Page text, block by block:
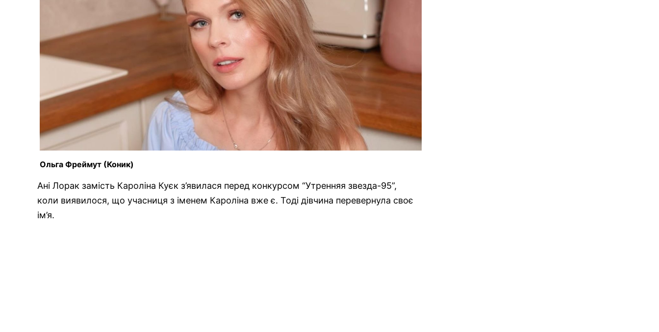
Ольга Фреймут (Коник)
Ані Лорак замість Кароліна Куєк з’явилася перед конкурсом “Утренняя звезда-95”,
коли виявилося, що учасниця з іменем Кароліна вже є. Тоді дівчина перевернула своє
ім’я.